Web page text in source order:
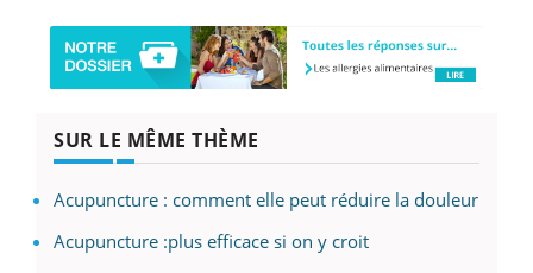
SUR LE MÊME THÈME
Acupuncture : comment elle peut réduire la douleur
Acupuncture :plus efficace si on y croit